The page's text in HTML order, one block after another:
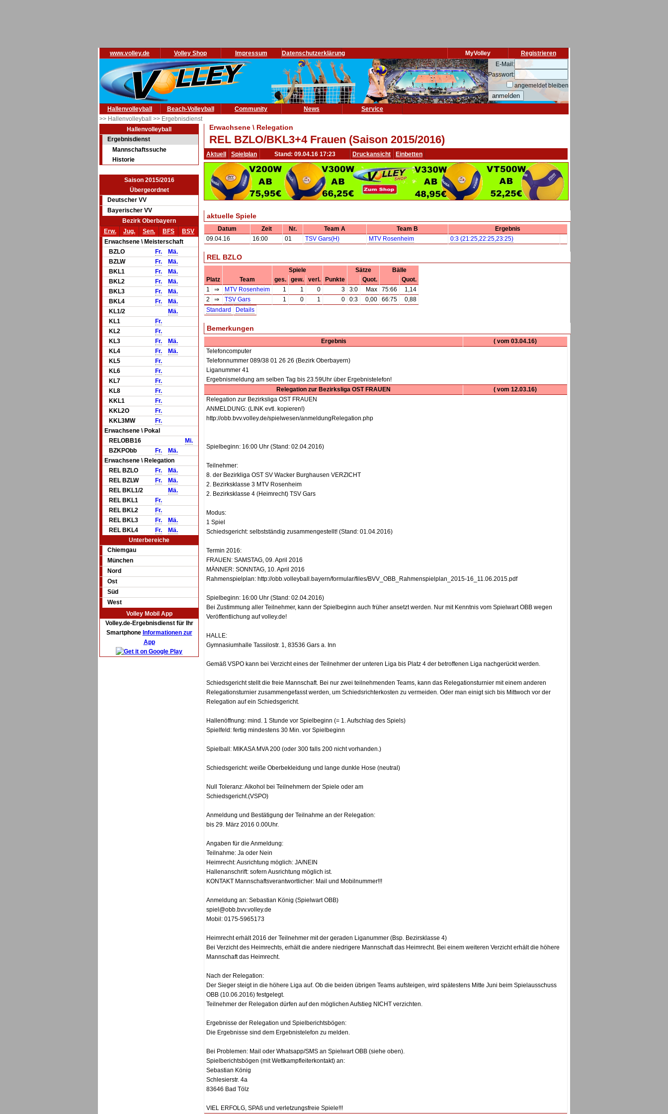
www.volley.de Volley Shop Impressum Datenschutzerklärung Registrieren
MyVolley
E-Mail:
Passwort:
angemeldet bleiben
Hallenvolleyball Beach-Volleyball Community News
Service
>> Hallenvolleyball >> Ergebnisdienst
Hallenvolleyball
Ergebnisdienst
Mannschaftssuche
Historie
Saison 2015/2016
Übergeordnet
Deutscher VV
Bayerischer VV
Bezirk Oberbayern
Erw.
Jug. Sen. BFS
BSV
Erwachsene \ Meisterschaft
BZLO
Fr.
Mä.
BZLW
Fr.
Mä.
BKL1
Fr.
Mä.
BKL2
Fr.
Mä.
BKL3
Fr.
Mä.
BKL4
Fr.
Mä.
KL1/2
Mä.
KL1
Fr.
KL2
Fr.
KL3
Fr.
Mä.
KL4
Fr.
Mä.
KL5
Fr.
KL6
Fr.
KL7
Fr.
KL8
Fr.
KKL1
Fr.
KKL2O
Fr.
KKL3MW
Fr.
Erwachsene \ Pokal
RELOBB16
Mi.
BZKPObb
Fr.
Mä.
Erwachsene \ Relegation
REL BZLO
Fr.
Mä.
REL BZLW
Fr.
Mä.
REL BKL1/2
Mä.
REL BKL1
Fr.
REL BKL2
Fr.
REL BKL3
Fr.
Mä.
REL BKL4
Fr.
Mä.
Unterbereiche
Chiemgau
München
Nord
Ost
Süd
West
Volley Mobil App
Volley.de-Ergebnisdienst für Ihr
Smartphone Informationen zur
App
Erwachsene \ Relegation
REL BZLO/BKL3+4 Frauen (Saison 2015/2016)
Aktuell Spielplan Stand: 09.04.16 17:23 Druckansicht Einbetten
aktuelle Spiele
Datum Zeit Nr. Team A Team B
Ergebnis
09.04.16
16:00 01 TSV Gars(H) MTV Rosenheim 0:3 (21:25,22:25,23:25)
REL BZLO
Spiele Sätze
Bälle
Platz
Team ges. gew. verl. Punkte Quot.
Quot.
1
⇒ MTV Rosenheim 1 1 0 3 3:0 Max 75:66
1,14
2
⇒ TSV Gars 1 0 1 0 0:3 0,00 66:75
0,88
Standard
Details
Bemerkungen
Ergebnis
( vom 03.04.16)
Telefoncomputer
Telefonnummer 089/38 01 26 26 (Bezirk Oberbayern)
Liganummer 41
Ergebnismeldung am selben Tag bis 23.59Uhr über Ergebnistelefon!
Relegation zur Bezirksliga OST FRAUEN
( vom 12.03.16)
Relegation zur Bezirksliga OST FRAUEN
ANMELDUNG: (LINK evtl. kopieren!)
http://obb.bvv.volley.de/spielwesen/anmeldungRelegation.php
Spielbeginn: 16:00 Uhr (Stand: 02.04.2016)
Teilnehmer:
8. der Bezirkliga OST SV Wacker Burghausen VERZICHT
2. Bezirksklasse 3 MTV Rosenheim
2. Bezirksklasse 4 (Heimrecht) TSV Gars
Modus:
1 Spiel
Schiedsgericht: selbstständig zusammengestellt! (Stand: 01.04.2016)
Termin 2016:
FRAUEN: SAMSTAG, 09. April 2016
MÄNNER: SONNTAG, 10. April 2016
Rahmenspielplan: http://obb.volleyball.bayern/formular/files/BVV_OBB_Rahmenspielplan_2015-16_11.06.2015.pdf
Spielbeginn: 16:00 Uhr (Stand: 02.04.2016)
Bei Zustimmung aller Teilnehmer, kann der Spielbeginn auch früher ansetzt werden. Nur mit Kenntnis vom Spielwart OBB wegen
Veröffentlichung auf volley.de!
HALLE:
Gymnasiumhalle Tassilostr. 1, 83536 Gars a. Inn
Gemäß VSPO kann bei Verzicht eines der Teilnehmer der unteren Liga bis Platz 4 der betroffenen Liga nachgerückt werden.
Schiedsgericht stellt die freie Mannschaft. Bei nur zwei teilnehmenden Teams, kann das Relegationsturnier mit einem anderen
Relegationsturnier zusammengefasst werden, um Schiedsrichterkosten zu vermeiden. Oder man einigt sich bis Mittwoch vor der
Relegation auf ein Schiedsgericht.
Hallenöffnung: mind. 1 Stunde vor Spielbeginn (= 1. Aufschlag des Spiels)
Spielfeld: fertig mindestens 30 Min. vor Spielbeginn
Spielball: MIKASA MVA 200 (oder 300 falls 200 nicht vorhanden.)
Schiedsgericht: weiße Oberbekleidung und lange dunkle Hose (neutral)
Null Toleranz: Alkohol bei Teilnehmern der Spiele oder am
Schiedsgericht.(VSPO)
Anmeldung und Bestätigung der Teilnahme an der Relegation:
bis 29. März 2016 0.00Uhr.
Angaben für die Anmeldung:
Teilnahme: Ja oder Nein
Heimrecht: Ausrichtung möglich: JA/NEIN
Hallenanschrift: sofern Ausrichtung möglich ist.
KONTAKT Mannschaftsverantwortlicher: Mail und Mobilnummer!!!
Anmeldung an: Sebastian König (Spielwart OBB)
spiel@obb.bvv.volley.de
Mobil: 0175-5965173
Heimrecht erhält 2016 der Teilnehmer mit der geraden Liganummer (Bsp. Bezirsklasse 4)
Bei Verzicht des Heimrechts, erhält die andere niedrigere Mannschaft das Heimrecht. Bei einem weiteren Verzicht erhält die höhere
Mannschaft das Heimrecht.
Nach der Relegation:
Der Sieger steigt in die höhere Liga auf. Ob die beiden übrigen Teams aufsteigen, wird spätestens Mitte Juni beim Spielausschuss
OBB (10.06.2016) festgelegt.
Teilnehmer der Relegation dürfen auf den möglichen Aufstieg NICHT verzichten.
Ergebnisse der Relegation und Spielberichtsbögen:
Die Ergebnisse sind dem Ergebnistelefon zu melden.
Bei Problemen: Mail oder Whatsapp/SMS an Spielwart OBB (siehe oben).
Spielberichtsbögen (mit Wettkampfleiterkontakt) an:
Sebastian König
Schlesierstr. 4a
83646 Bad Tölz
VIEL ERFOLG, SPAß und verletzungsfreie Spiele!!!